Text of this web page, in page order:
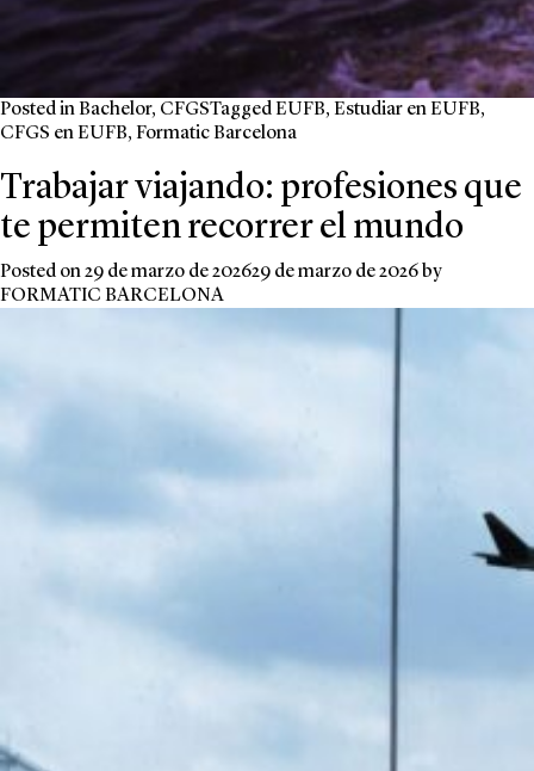
Posted inBachelor, CFGSTaggedEUFB, Estudiar en EUFB,
CFGS en EUFB, Formatic Barcelona
Trabajar viajando: profesiones que
te permiten recorrer el mundo
Posted on29 de marzo de 202629 de marzo de 2026 by
FORMATIC BARCELONA